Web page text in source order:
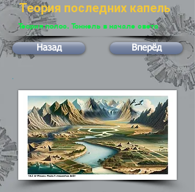
Теория последних капель
Теория полос. Тоннель в начале света
Назад Вперёд